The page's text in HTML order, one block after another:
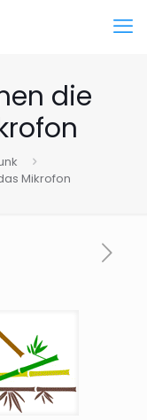
die
Mikrofon